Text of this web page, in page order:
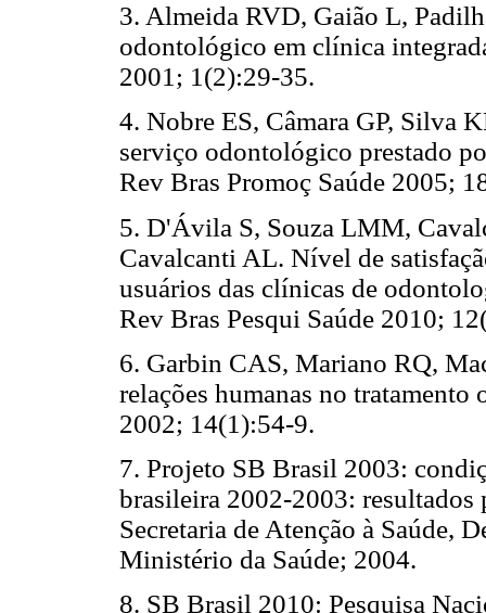
3. Almeida RVD, Gaião L,
odontológico em clínica
2001; 1(2):29-35.
4. Nobre ES, Câmara GP, Silva
serviço odontológico prestado
Rev Bras Promoç Saúde 2005;
5. D'Ávila S, Souza LMM,
Cavalcanti AL. Nível de
usuários das clínicas de
Rev Bras Pesqui Saúde 2010;
6. Garbin CAS, Mariano RQ,
relações humanas no
2002; 14(1):54-9.
7. Projeto SB Brasil 2003:
brasileira 2002-2003:
Secretaria de Atenção à Saúde,
Ministério da Saúde; 2004.
8. SB Brasil 2010: Pesquisa